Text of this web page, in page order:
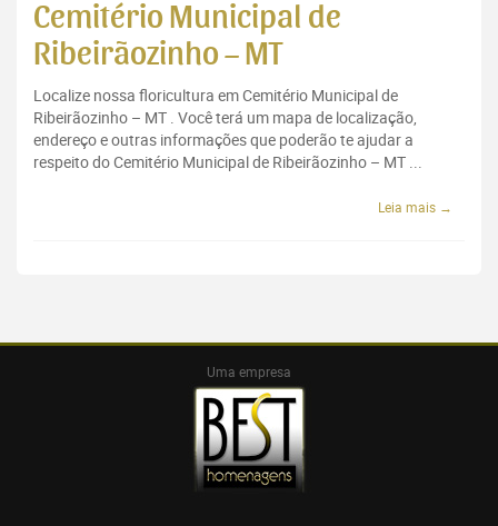
Cemitério Municipal de
Ribeirãozinho – MT
Localize nossa floricultura em Cemitério Municipal de
Ribeirãozinho – MT . Você terá um mapa de localização,
endereço e outras informações que poderão te ajudar a
respeito do Cemitério Municipal de Ribeirãozinho – MT ...
Leia mais →
Uma empresa